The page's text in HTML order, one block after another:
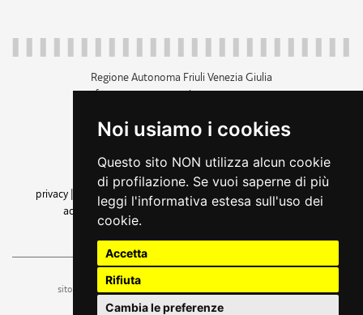
Noi usiamo i cookies
Questo sito NON utilizza alcun cookie
di profilazione. Se vuoi saperne di più
leggi l'informativa estesa sull'uso dei
cookie.
Accetta
Rifiuta
Cambia le preferenze
Regione Autonoma Friuli Venezia Giulia
c.f. 80014930327; p.iva 00526040324
+39 040 3771111
amministrazione trasparente
privacy
cookie |note legali accessibilità
dichiarazione di
accessibilità| feedback
cambio preferenze cookie
sito a cura dell'ufficio stampa e comunicazione